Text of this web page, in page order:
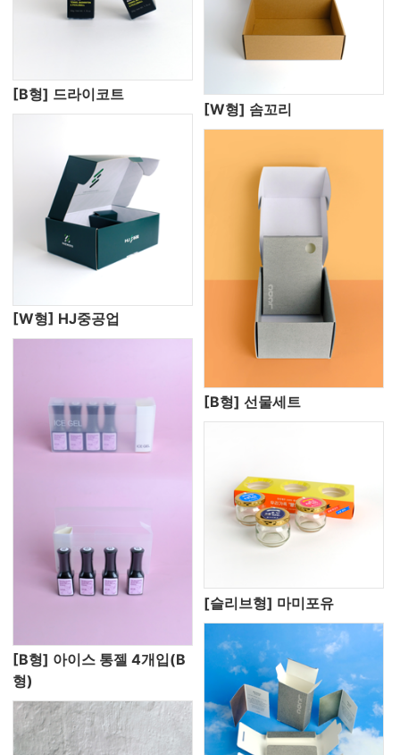
[B형] 드라이코트
[W형] 솜꼬리
[W형] HJ중공업
[B형] 선물세트
[B형] 아이스 통젤 4개입(B
형)
[슬리브형] 마미포유